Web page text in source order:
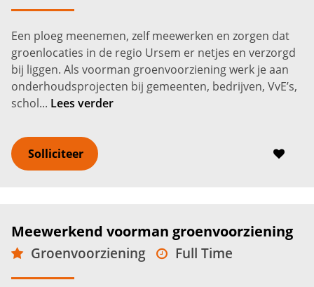
Een ploeg meenemen, zelf meewerken en zorgen dat
groenlocaties in de regio Ursem er netjes en verzorgd
bij liggen. Als voorman groenvoorziening werk je aan
onderhoudsprojecten bij gemeenten, bedrijven, VvE’s,
schol... Lees verder
Solliciteer
Meewerkend voorman groenvoorziening
Groenvoorziening
Full Time
MBO